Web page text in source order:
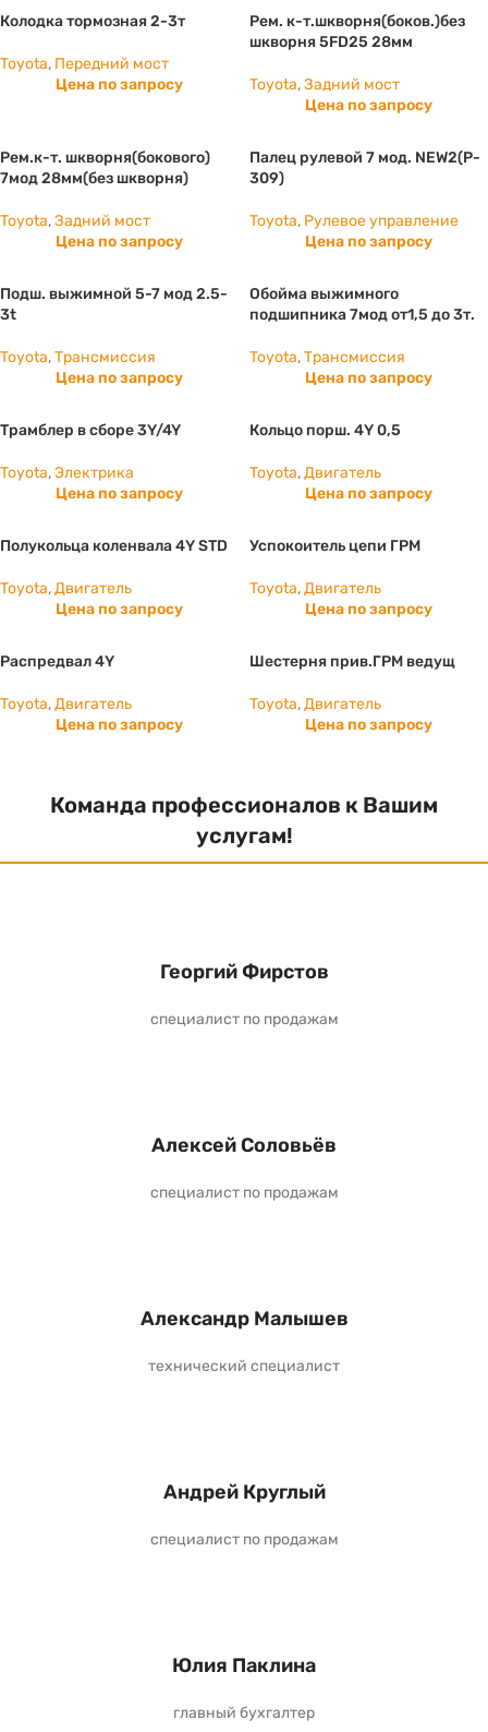
Колодка тормозная 2-3т
Toyota, Передний мост
Цена по запросу
Рем. к-т.шкворня(боков.)без
шкворня 5FD25 28мм
Toyota,Задний мост
Цена по запросу
Рем.к-т. шкворня(бокового)
7мод 28мм(без шкворня)
Toyota,Задний мост
Цена по запросу
Палец рулевой 7 мод. NEW2(P-
309)
Toyota, Рулевое управление
Цена по запросу
Подш. выжимной 5-7 мод 2.5-
3t
Toyota,Трансмиссия
Цена по запросу
Обойма выжимного
подшипника 7мод от1,5 до 3т.
Toyota,Трансмиссия
Цена по запросу
Трамблер в сборе 3Y/4Y
Toyota,Электрика
Цена по запросу
Кольцо порш. 4Y 0,5
Toyota,Двигатель
Цена по запросу
Полукольца коленвала 4Y STD
Toyota,Двигатель
Цена по запросу
Успокоитель цепи ГРМ
Toyota,Двигатель
Цена по запросу
Распредвал 4Y
Toyota,Двигатель
Цена по запросу
Шестерня прив.ГРМ ведущ
Toyota,Двигатель
Цена по запросу
Команда профессионалов к Вашим
услугам!
Георгий Фирстов
специалист по продажам
Алексей Соловьёв
специалист по продажам
Александр Малышев
технический специалист
Андрей Круглый
специалист по продажам
Юлия Паклина
главный бухгалтер